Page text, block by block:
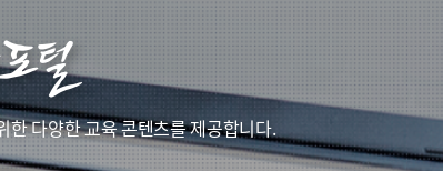
한 다양한 교육 콘텐츠를 제공합니다.